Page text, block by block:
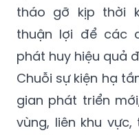
tháo gỡ kịp thời
thuận lợi để các
phát huy hiệu quả
Chuỗi sự kiện hạ
gian phát triển
vùng, liên khu